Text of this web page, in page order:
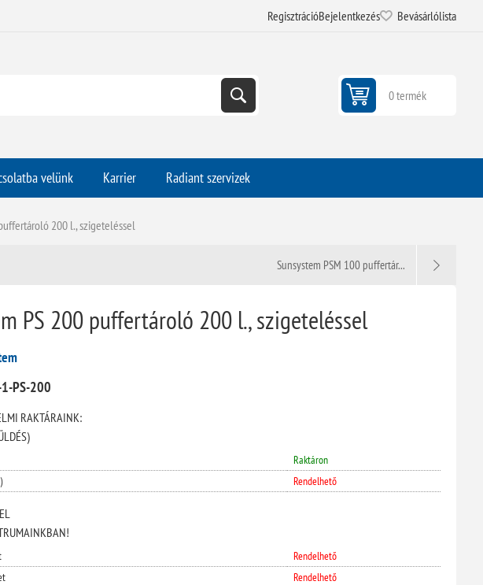
RegisztrációBejelentkezés Bevásárlólista
0 termék
velünk Karrier Radiant szervizek
200 l., szigeteléssel
Sunsystem PSM 100 puffertár...
PS 200 puffertároló 200 l., szigeteléssel
PS-200
RAKTÁRAINK:
Raktáron
Rendelhető
Rendelhető
Rendelhető